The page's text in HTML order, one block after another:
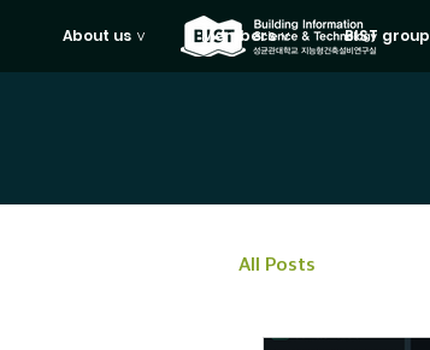
About us ∨ Members ∨ BIST group
All Posts